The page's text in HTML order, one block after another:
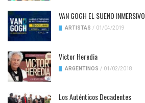
VAN GOGH EL SUENO INMERSIVO
ARTISTAS / 01/04/2019
Victor Heredia
ARGENTINOS / 01/02/2018
Los Auténticos Decadentes